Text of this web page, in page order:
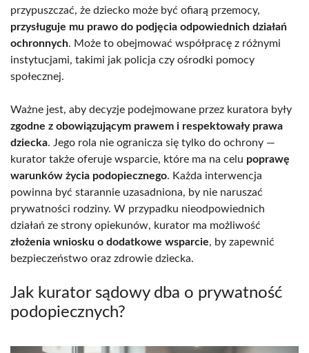
przypuszczać, że dziecko może być ofiarą przemocy,
przysługuje mu prawo do podjęcia odpowiednich działań
ochronnych. Może to obejmować współpracę z różnymi
instytucjami, takimi jak policja czy ośrodki pomocy
społecznej.
Ważne jest, aby decyzje podejmowane przez kuratora były
zgodne z obowiązującym prawem i respektowały prawa
dziecka. Jego rola nie ogranicza się tylko do ochrony —
kurator także oferuje wsparcie, które ma na celu poprawę
warunków życia podopiecznego. Każda interwencja
powinna być starannie uzasadniona, by nie naruszać
prywatności rodziny. W przypadku nieodpowiednich
działań ze strony opiekunów, kurator ma możliwość
złożenia wniosku o dodatkowe wsparcie, by zapewnić
bezpieczeństwo oraz zdrowie dziecka.
Jak kurator sądowy dba o prywatność
podopiecznych?